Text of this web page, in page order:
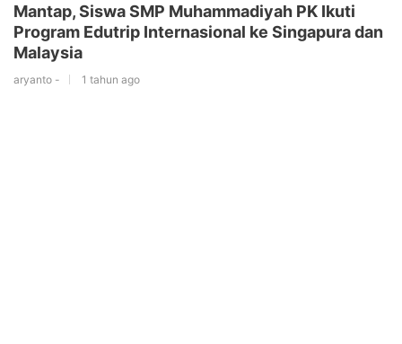
Mantap, Siswa SMP Muhammadiyah PK Ikuti
Program Edutrip Internasional ke Singapura dan
Malaysia
aryanto - 1 tahun ago